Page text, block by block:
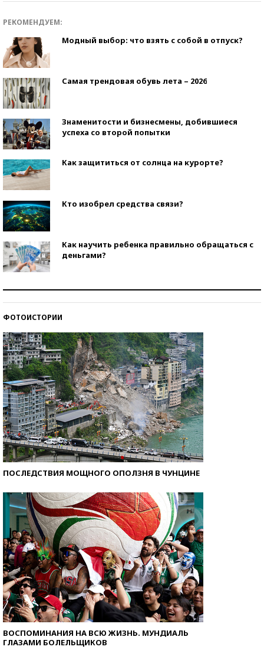
РЕКОМЕНДУЕМ:
Модный выбор: что взять с собой в отпуск?
Самая трендовая обувь лета – 2026
Знаменитости и бизнесмены, добившиеся
успеха со второй попытки
Как защититься от солнца на курорте?
Кто изобрел средства связи?
Как научить ребенка правильно обращаться с
деньгами?
ФОТОИСТОРИИ
ПОСЛЕДСТВИЯ МОЩНОГО ОПОЛЗНЯ В ЧУНЦИНЕ
ВОСПОМИНАНИЯ НА ВСЮ ЖИЗНЬ. МУНДИАЛЬ
ГЛАЗАМИ БОЛЕЛЬЩИКОВ